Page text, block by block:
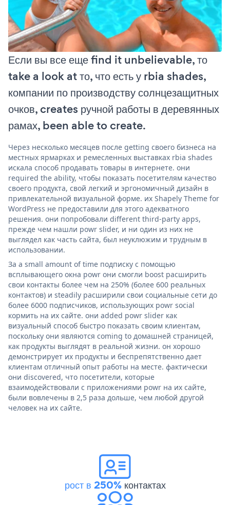
Если вы все еще find it unbelievable, то
take a look at то, что есть у rbia shades,
компании по производству солнцезащитных
очков, creates ручной работы в деревянных
рамах, been able to create.
Через несколько месяцев после getting своего бизнеса на
местных ярмарках и ремесленных выставках rbia shades
искала способ продавать товары в интернете. они
required the ability, чтобы показать посетителям качество
своего продукта, свой легкий и эргономичный дизайн в
привлекательной визуальной форме. их Shapely Theme for
WordPress не предоставили для этого адекватного
решения. они попробовали different third-party apps,
прежде чем нашли powr slider, и ни один из них не
выглядел как часть сайта, был неуклюжим и трудным в
использовании.
За a small amount of time подписку с помощью
всплывающего окна powr они смогли boost расширить
свои контакты более чем на 250% (более 600 реальных
контактов) и steadily расширили свои социальные сети до
более 6000 подписчиков, использующих powr social
кормить на их сайте. они added powr slider как
визуальный способ быстро показать своим клиентам,
поскольку они являются coming to домашней страницей,
как продукты выглядят в реальной жизни. он хорошо
демонстрирует их продукты и беспрепятственно дает
клиентам отличный опыт работы на месте. фактически
они discovered, что посетители, которые
взаимодействовали с приложениями powr на их сайте,
были вовлечены в 2,5 раза дольше, чем любой другой
человек на их сайте.
рост в 250%контактах